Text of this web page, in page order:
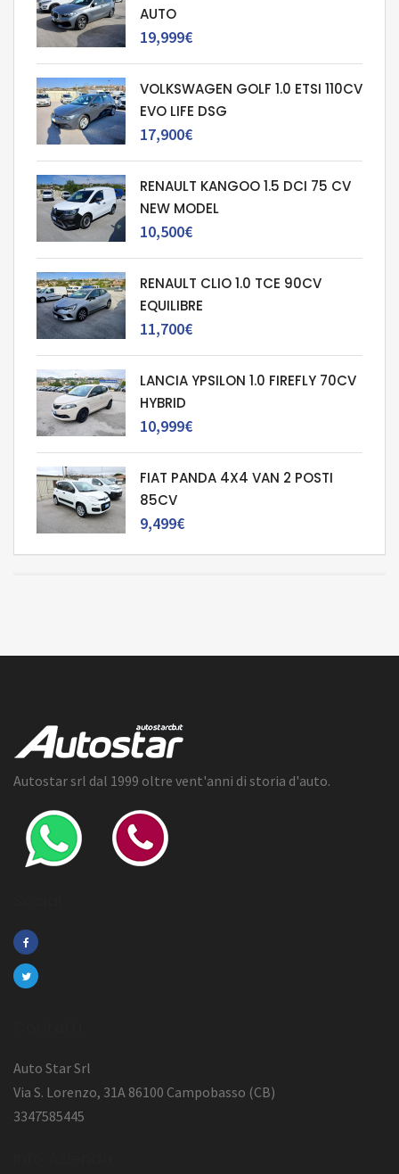
AUTO
19,999€
VOLKSWAGEN GOLF 1.0 ETSI 110CV
EVO LIFE DSG
17,900€
RENAULT KANGOO 1.5 DCI 75 CV
NEW MODEL
10,500€
RENAULT CLIO 1.0 TCE 90CV
EQUILIBRE
11,700€
LANCIA YPSILON 1.0 FIREFLY 70CV
HYBRID
10,999€
FIAT PANDA 4X4 VAN 2 POSTI
85CV
9,499€
Autostar srl dal 1999 oltre vent'anni di storia d'auto.
Auto Star Srl
Via S. Lorenzo, 31A 86100 Campobasso (CB)
3347585445